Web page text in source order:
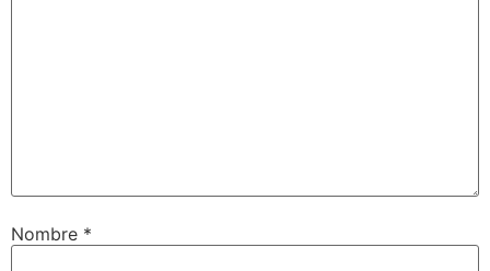
Nombre *